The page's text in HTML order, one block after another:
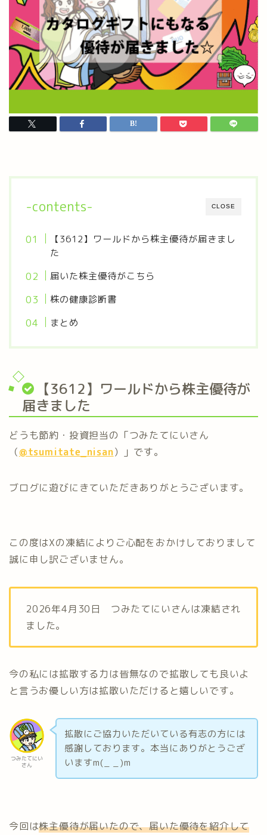
CLOSE
-contents-
【3612】ワールドから株主優待が届きまし
た
届いた株主優待がこちら
株の健康診断書
まとめ
【3612】ワールドから株主優待が
届きました
どうも節約・投資担当の「つみたてにいさん
（@tsumitate_nisan）」です。
ブログに遊びにきていただきありがとうございます。
この度はXの凍結によりご心配をおかけしておりまして
誠に申し訳ございません。
2026年4月30日 つみたてにいさんは凍結され
ました。
今の私には拡散する力は皆無なので拡散しても良いよ
と言うお優しい方は拡散いただけると嬉しいです。
つみたてにい
さん
拡散にご協力いただいている有志の方には
感謝しております。本当にありがとうござ
いますm(_ _)m
今回は株主優待が届いたので、届いた優待を紹介して